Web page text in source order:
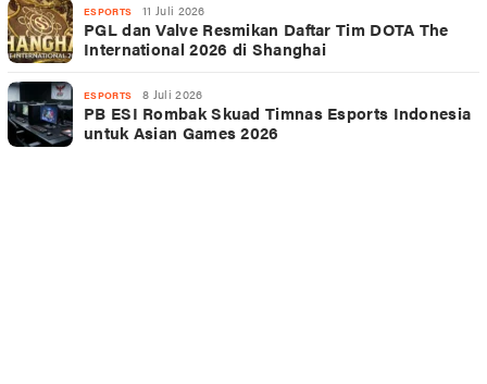
ESPORTS 11 Juli 2026
PGL dan Valve Resmikan Daftar Tim DOTA The
International 2026 di Shanghai
ESPORTS 8 Juli 2026
PB ESI Rombak Skuad Timnas Esports Indonesia
untuk Asian Games 2026